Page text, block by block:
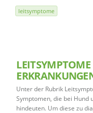
leitsymptome
Unter der Rubrik
Symptomen, die bei Hund
hindeuten. Um diese zu